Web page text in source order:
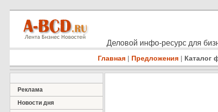
Деловой инфо-ресурс для
Главная | Предложения | Каталог
Реклама
Новости дня